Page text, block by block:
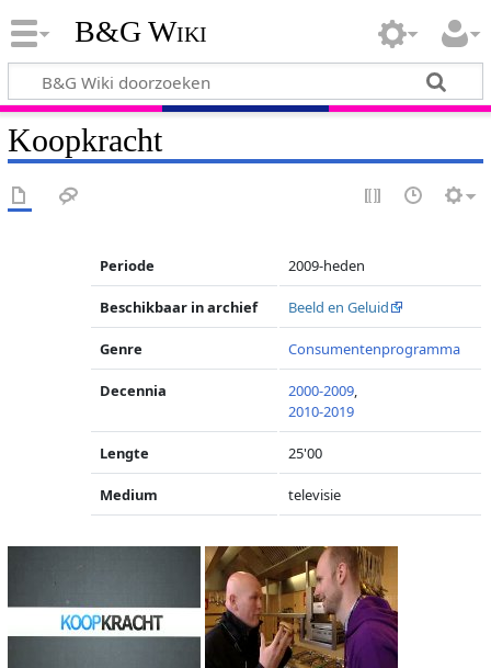
B&G Wiki
Koopkracht
Periode 2009-heden
Beschikbaar in archief Beeld en Geluid
Genre Consumentenprogramma
Decennia 2000-2009,
2010-2019
Lengte 25'00
Medium televisie